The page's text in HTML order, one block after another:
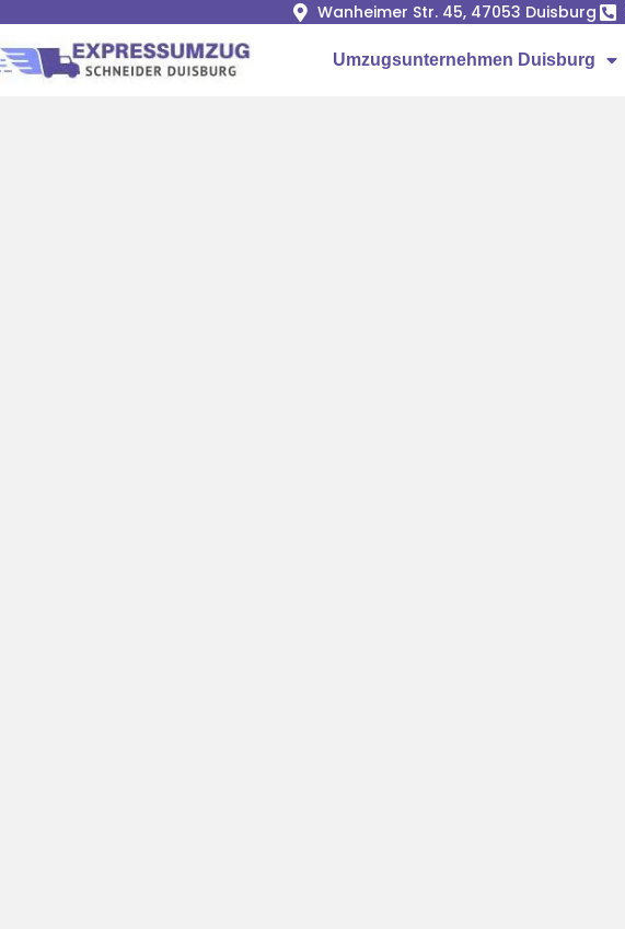
Wanheimer Str. 45, 47053 Duisburg
Umzugsunternehmen Duisburg